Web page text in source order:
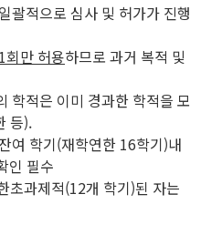
괄적으로 심사 및 허가가 진행
만 허용하므로 과거 복적 및
학적은 이미 경과한 학적을 모
등).
여 학기(재학연한 16학기)내
인 필수
과제적(12개 학기)된 자는